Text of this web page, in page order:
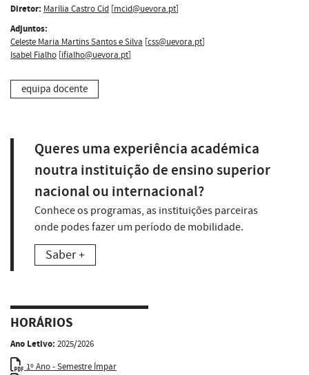
Diretor: Marília Castro Cid [mcid@uevora.pt]
Adjuntos:
Celeste Maria Martins Santos e Silva [css@uevora.pt]
Isabel Fialho [ifialho@uevora.pt]
equipa docente
Queres uma experiência académica
noutra instituição de ensino superior
nacional ou internacional?
Conhece os programas, as instituições parceiras
onde podes fazer um período de mobilidade.
Saber +
HORÁRIOS
Ano Letivo: 2025/2026
1º Ano - Semestre Ímpar